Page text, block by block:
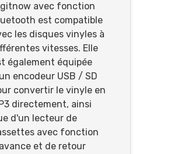
avec fonction
est compatible
les disques vinyles à
vitesses. Elle
également équipée
encodeur USB / SD
convertir le vinyle en
directement, ainsi
d'un lecteur de
avec fonction
et de retour